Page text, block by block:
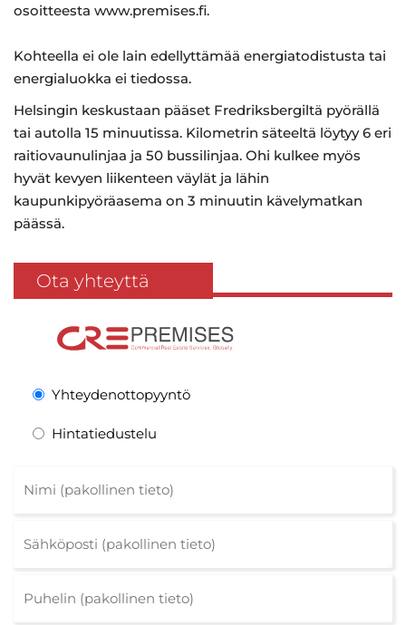
osoitteesta www.premises.fi.
Kohteella ei ole lain edellyttämää energiatodistusta tai
energialuokka ei tiedossa.
Helsingin keskustaan pääset Fredriksbergiltä pyörällä
tai autolla 15 minuutissa. Kilometrin säteeltä löytyy 6 eri
raitiovaunulinjaa ja 50 bussilinjaa. Ohi kulkee myös
hyvät kevyen liikenteen väylät ja lähin
kaupunkipyöräasema on 3 minuutin kävelymatkan
päässä.
Ota yhteyttä
Yhteydenottopyyntö
Hintatiedustelu